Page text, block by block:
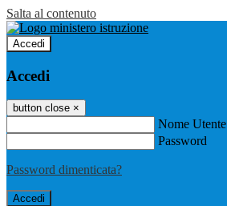
Salta al contenuto
Accedi
Accedi
button close ×
Nome Utente
Password
Password dimenticata?